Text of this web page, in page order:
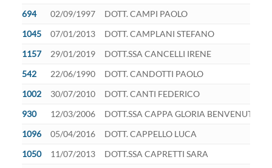
694
02/09/1997
DOTT. CAMPI PAOLO
1045
07/01/2013
DOTT. CAMPLANI STEFANO
1157
29/01/2019
DOTT.SSA CANCELLI IRENE
542
22/06/1990
DOTT. CANDOTTI PAOLO
1002
30/07/2010
DOTT. CANTI FEDERICO
930
12/03/2006
DOTT.SSA CAPPA GLORIA BENVENUTA
1096
05/04/2016
DOTT. CAPPELLO LUCA
1050
11/07/2013
DOTT.SSA CAPRETTI SARA